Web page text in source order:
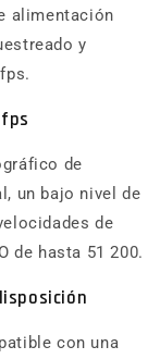
alimentación
y
de
un bajo nivel de
de
de hasta 51 200.
con una